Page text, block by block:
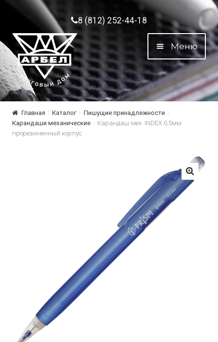
Перейти к навигации
Перейти к содержимому8 (812) 252-44-18
Меню
Главная Каталог
Пишущие принадлежности
Карандаши механические
Карандаш мех. INDEX 0,5мм
прорезиненный корпус
🔍